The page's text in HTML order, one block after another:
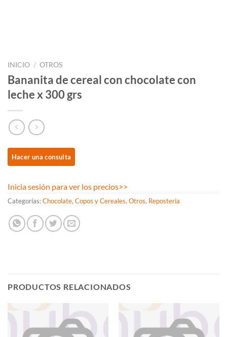
INICIO / OTROS
Bananita de cereal con chocolate con
leche x 300 grs
Inicia sesión para ver los precios>>
Categorías:Chocolate, Copos y Cereales, Otros, Reposteria
PRODUCTOS RELACIONADOS